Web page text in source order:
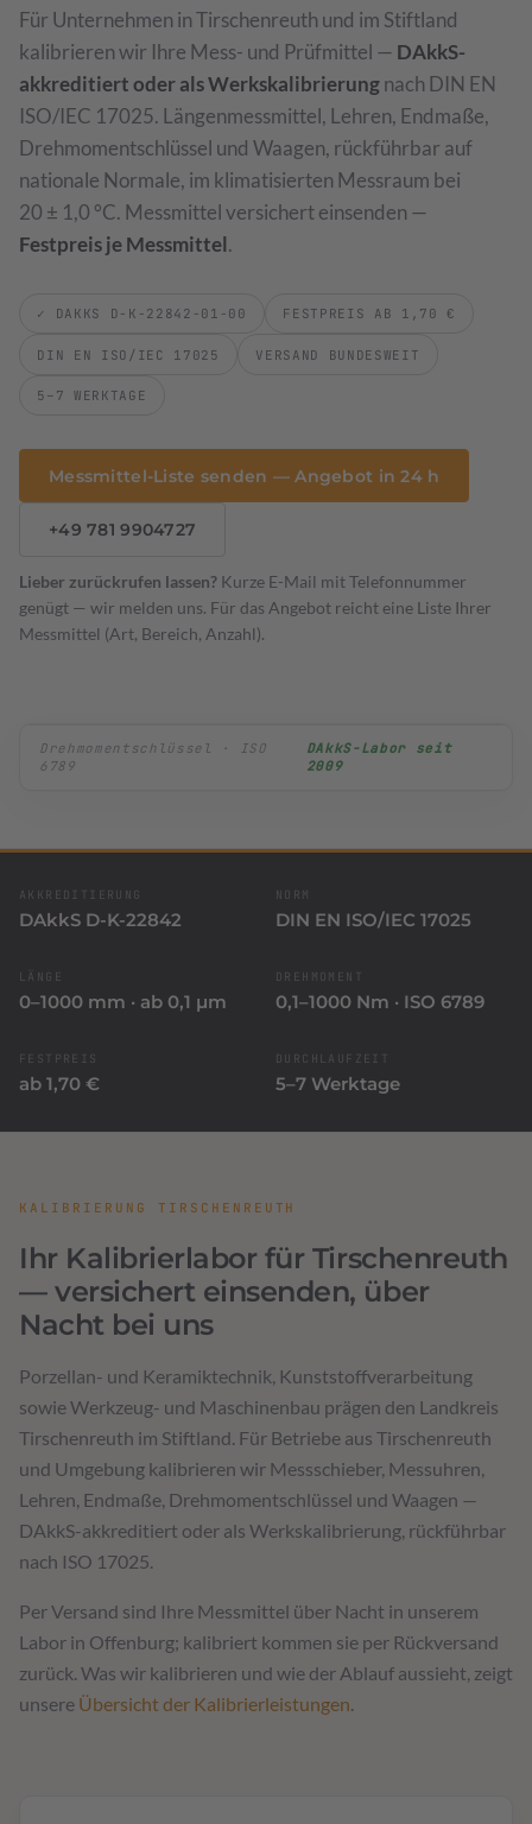
Drehmomentschlüssel
Waagen
Klasse I bis III · DAkkS
Prüfmittelmanagement
Preisliste 2026
Werkstückkalibrierung
Sondermessmittel
Aufnahmen & Vorrichtungen
Optische Vermessung
Für Unternehmen in Tirschenreuth und im Stiftland
kalibrieren wir Ihre Mess- und Prüfmittel — DAkkS-
akkreditiert oder als Werkskalibrierungnach DIN EN
ISO/IEC 17025. Längenmessmittel, Lehren, Endmaße,
Drehmomentschlüssel und Waagen, rückführbar auf
nationale Normale, im klimatisierten Messraum bei
20 ± 1,0 °C. Messmittel versichert einsenden —
Festpreis je Messmittel.
✓ DAKKS D-K-22842-01-00 FESTPREIS AB 1,70 €
DIN EN ISO/IEC 17025 VERSAND BUNDESWEIT
5–7 WERKTAGE
Messmittel-Liste senden — Angebot in 24 h
+49 781 9904727
Lieber zurückrufen lassen? Kurze E-Mail mit Telefonnummer
genügt — wir melden uns. Für das Angebot reicht eine Liste Ihrer
Messmittel (Art, Bereich, Anzahl).
Drehmomentschlüssel · ISO
6789
DAkkS-Labor seit
2009
AKKREDITIERUNG
DAkkS D-K-22842
NORM
DIN EN ISO/IEC 17025
LÄNGE
0–1000 mm · ab 0,1 µm
DREHMOMENT
0,1–1000 Nm · ISO 6789
FESTPREIS
ab 1,70 €
DURCHLAUFZEIT
5–7 Werktage
KALIBRIERUNG TIRSCHENREUTH
Ihr Kalibrierlabor für Tirschenreuth
— versichert einsenden, über
Nacht bei uns
Porzellan- und Keramiktechnik, Kunststoffverarbeitung
sowie Werkzeug- und Maschinenbau prägen den Landkreis
Tirschenreuth im Stiftland. Für Betriebe aus Tirschenreuth
und Umgebung kalibrieren wir Messschieber, Messuhren,
Lehren, Endmaße, Drehmomentschlüssel und Waagen —
DAkkS-akkreditiert oder als Werkskalibrierung, rückführbar
nach ISO 17025.
Per Versand sind Ihre Messmittel über Nacht in unserem
Labor in Offenburg; kalibriert kommen sie per Rückversand
zurück. Was wir kalibrieren und wie der Ablauf aussieht, zeigt
unsere Übersicht der Kalibrierleistungen.